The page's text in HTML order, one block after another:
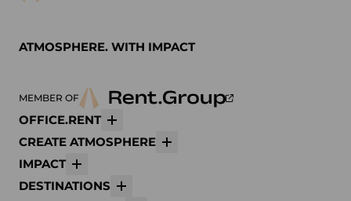
ATMOSPHERE. WITH IMPACT
MEMBER OF
OFFICE.RENT
CREATE ATMOSPHERE
IMPACT
DESTINATIONS